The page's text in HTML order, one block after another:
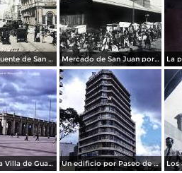
El cruzero puente de San Francisco y Guardiola por el fotografo Felix Miret. Mercado de San Juan por el fotografo Felix Miret
El atrio de la Villa de Guadalupe 1950. Un edificio por Paseo de La Reforma 1950